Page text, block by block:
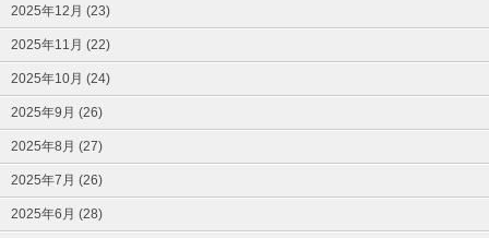
2025年12月 (23)
2025年11月 (22)
2025年10月 (24)
2025年9月 (26)
2025年8月 (27)
2025年7月 (26)
2025年6月 (28)